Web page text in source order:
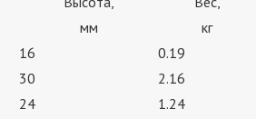
мм
кг
16
0.19
30
2.16
24
1.24